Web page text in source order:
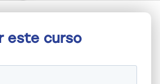
este curso